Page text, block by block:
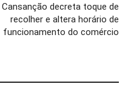
Cansanção decreta toque de
recolher e altera horário de
funcionamento do comércio